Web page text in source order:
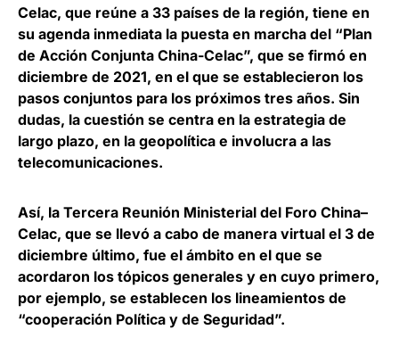
Celac, que reúne a 33 países de la región, tiene en
su agenda inmediata la puesta en marcha del “Plan
de Acción Conjunta China-Celac”, que se firmó en
diciembre de 2021, en el que se establecieron los
pasos conjuntos para los próximos tres años. Sin
dudas, la cuestión se centra en la estrategia de
largo plazo, en la geopolítica e involucra a las
telecomunicaciones.
Así, la Tercera Reunión Ministerial del Foro China–
Celac, que se llevó a cabo de manera virtual el 3 de
diciembre último, fue el ámbito en el que se
acordaron los tópicos generales y en cuyo primero,
por ejemplo, se establecen los lineamientos de
“cooperación Política y de Seguridad”.